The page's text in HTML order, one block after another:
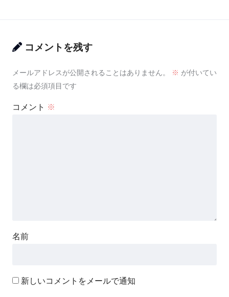
コメントを残す
メールアドレスが公開されることはありません。 ※ が付いてい
る欄は必須項目です
コメント ※
名前
新しいコメントをメールで通知